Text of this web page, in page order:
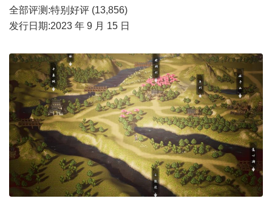
全部评测:特别好评 (13,856)
发行日期:2023 年 9 月 15 日